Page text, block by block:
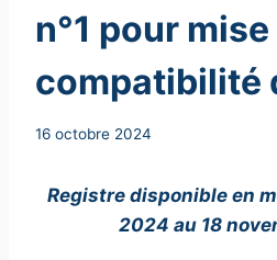
n°1 pour mise
compatibilité
Par
16 octobre 2024
Registre disponible en
2024 au 18